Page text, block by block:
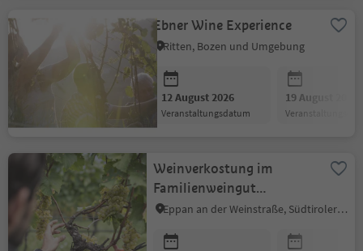
Ebner Wine Experience
Ritten, Bozen und Umgebung
12 August 2026
Veranstaltungsdatum
19 August 2026
Weinverkostung im
Familienweingut
Bergmannhof
Eppan an der Weinstraße, Südtiroler Weinstraße